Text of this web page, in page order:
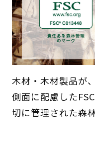
木材・木材製品が
側面に配慮した
切に管理された森